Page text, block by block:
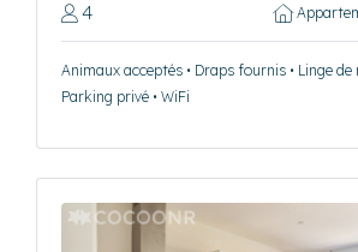
4
Animaux acceptés • Draps fournis • Linge
Parking privé • WiFi